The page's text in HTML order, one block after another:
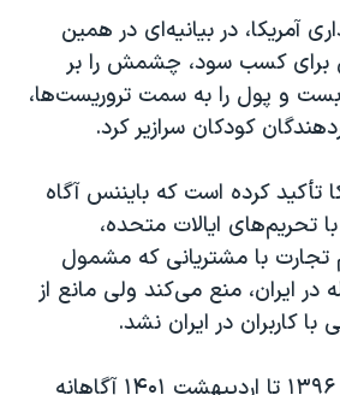
آمریکا، در بیانیه‌ای در همین
برای کسب سود، چشمش را بر
و پول را به سمت تروریست‌ها،
کودکان سرازیر کرد.
تأکید کرده است که بایننس آگاه
تحریم‌های ایالات متحده،
تجارت با مشتریانی که مشمول
در ایران، منع می‌کند ولی مانع از
با کاربران در ایران نشد.